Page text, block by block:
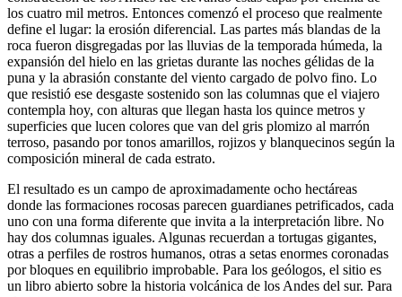
los cuatro mil metros. Entonces comenzó el proceso que realmente
define el lugar: la erosión diferencial. Las partes más blandas de la
roca fueron disgregadas por las lluvias de la temporada húmeda, la
expansión del hielo en las grietas durante las noches gélidas de la
puna y la abrasión constante del viento cargado de polvo fino. Lo
que resistió ese desgaste sostenido son las columnas que el viajero
contempla hoy, con alturas que llegan hasta los quince metros y
superficies que lucen colores que van del gris plomizo al marrón
terroso, pasando por tonos amarillos, rojizos y blanquecinos según la
composición mineral de cada estrato.
El resultado es un campo de aproximadamente ocho hectáreas
donde las formaciones rocosas parecen guardianes petrificados, cada
uno con una forma diferente que invita a la interpretación libre. No
hay dos columnas iguales. Algunas recuerdan a tortugas gigantes,
otras a perfiles de rostros humanos, otras a setas enormes coronadas
por bloques en equilibrio improbable. Para los geólogos, el sitio es
un libro abierto sobre la historia volcánica de los Andes del sur. Para